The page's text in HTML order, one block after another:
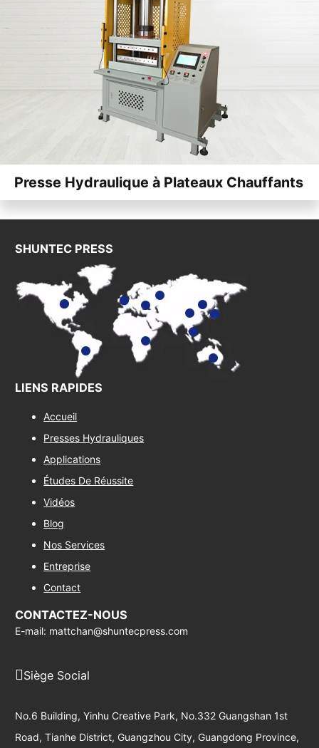
Presse Hydraulique à Plateaux Chauffants
SHUNTEC PRESS
LIENS RAPIDES
Accueil
Presses Hydrauliques
Applications
Études De Réussite
Vidéos
Blog
Nos Services
Entreprise
Contact
CONTACTEZ-NOUS
E-mail: mattchan@shuntecpress.com
Siège Social
No.6 Building, Yinhu Creative Park, No.332 Guangshan 1st
Road, Tianhe District, Guangzhou City, Guangdong Province,